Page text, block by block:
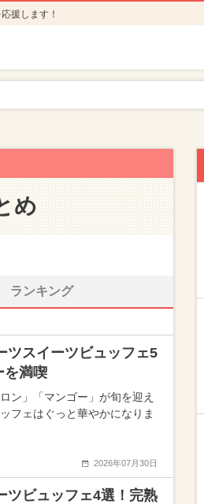
援します！
め
ランキング
ツスイーツビュッフェ5
を満喫
ン」「マンゴー」が旬を迎え
フェはぐっと華やかになりま
2026年07月30日
ツビュッフェ4選！完熟